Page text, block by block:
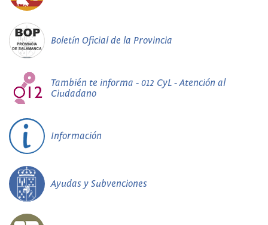
Boletín Oficial de la Provincia
También te informa - 012 CyL - Atención al
Ciudadano
Información
Ayudas y Subvenciones